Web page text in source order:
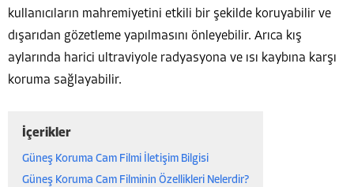
kullanıcıların mahremiyetini etkili bir şekilde koruyabilir ve
dışarıdan gözetleme yapılmasını önleyebilir. Arıca kış
aylarında harici ultraviyole radyasyona ve ısı kaybına karşı
koruma sağlayabilir.
İçerikler
Güneş Koruma Cam Filmi İletişim Bilgisi
Güneş Koruma Cam Filminin Özellikleri Nelerdir?